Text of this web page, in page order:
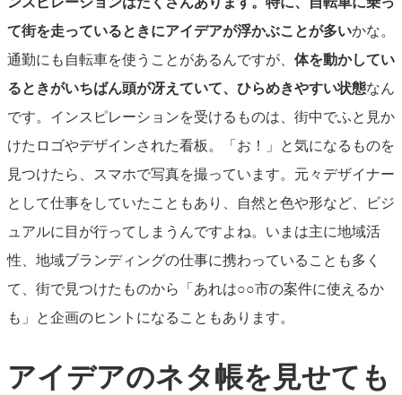
て街を走っているときにアイデアが浮かぶことが多いかな。
通勤にも自転車を使うことがあるんですが、 体を動かしてい
るときがいちばん頭が冴えていて、ひらめきやすい状態なん
です。インスピレーションを受けるものは、街中でふと見か
けたロゴやデザインされた看板。「お！」と気になるものを
見つけたら、スマホで写真を撮っています。元々デザイナー
として仕事をしていたこともあり、自然と色や形など、ビジ
ュアルに目が行ってしまうんですよね。いまは主に地域活
性、地域ブランディングの仕事に携わっていることも多く
て、街で見つけたものから「あれは○○市の案件に使えるか
も」と企画のヒントになることもあります。
アイデアのネタ帳を見せても